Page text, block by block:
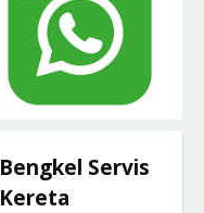
Bengkel Servis
Kereta